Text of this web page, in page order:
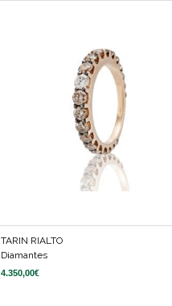
TARIN RIALTO
Diamantes
4.350,00€